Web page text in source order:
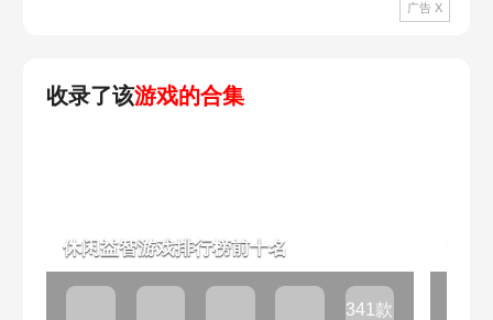
广告 X
收录了该游戏的合集
休闲益智游戏排行榜前十名
341款